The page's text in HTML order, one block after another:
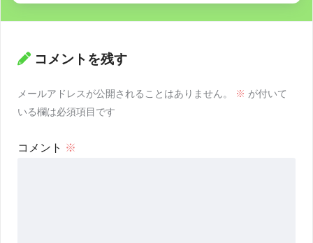
コメントを残す
メールアドレスが公開されることはありません。 ※ が付いて
いる欄は必須項目です
コメント ※